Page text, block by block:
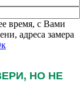
время, с Вами
адреса замера
НО НЕ